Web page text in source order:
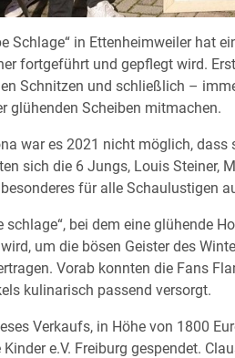
Schlage“ in Ettenheimweiler hat
fortgeführt und gepflegt wird.
Schnitzen und schließlich –
glühenden Scheiben mitmachen.
war es 2021 nicht möglich,
sich die 6 Jungs, Louis Steiner,
für alle Schaulustigen
schlage“, bei dem eine glühende
um die bösen Geister des
Vorab konnten die Fans
kulinarisch passend versorgt.
Verkaufs, in Höhe von 1800
Kinder e.V. Freiburg gespendet.